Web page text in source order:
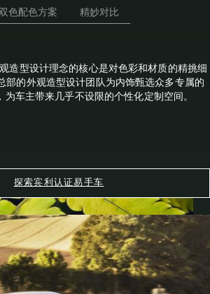
色配色方案 精妙对比
造型设计理念的核心是对色彩和材质的精挑细
部的外观造型设计团队为内饰甄选众多专属的
车主带来几乎不设限的个性化定制空间。
探索宾利认证易手车